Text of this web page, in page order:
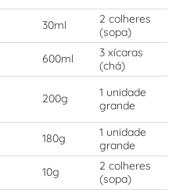
30ml
2 colheres
(sopa)
600ml
3 xícaras
(chá)
200g
1 unidade
grande
180g
1 unidade
grande
10g
2 colheres
(sopa)